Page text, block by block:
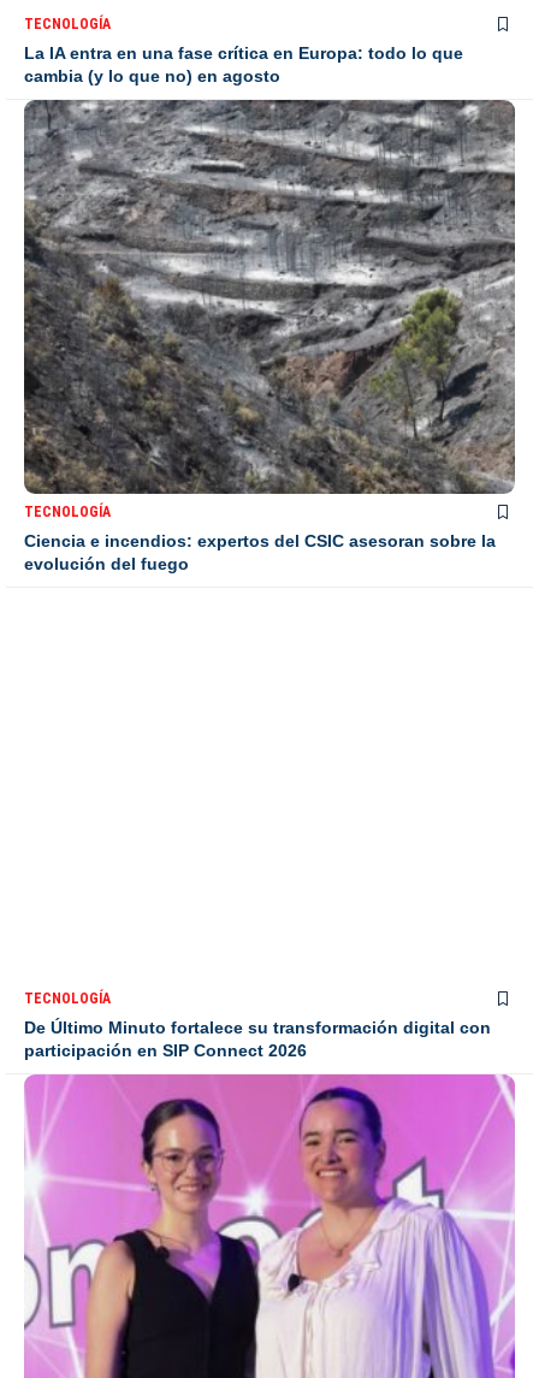
TECNOLOGÍA
La IA entra en una fase crítica en Europa: todo lo que
cambia (y lo que no) en agosto
TECNOLOGÍA
Ciencia e incendios: expertos del CSIC asesoran sobre la
evolución del fuego
TECNOLOGÍA
De Último Minuto fortalece su transformación digital con
participación en SIP Connect 2026